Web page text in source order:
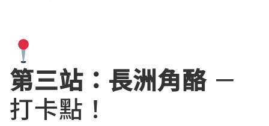
第三站：長洲角酪－
打卡點！